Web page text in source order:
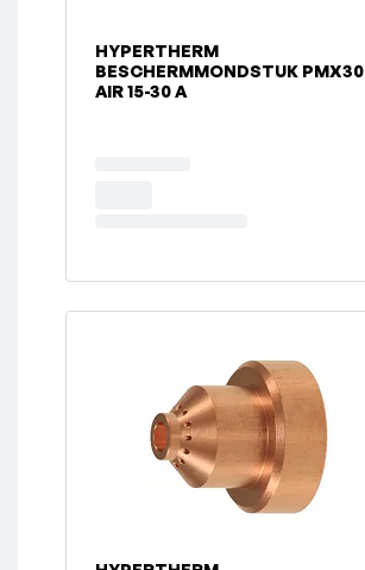
HYPERTHERM
BESCHERMMONDSTUK PMX30
AIR 15-30 A